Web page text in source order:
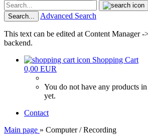
Search... Advanced Search
This text can be edited at Content Manager -
backend.
Shopping Cart
0,00 EUR
You do not have any products
yet.
Contact
Main page » Computer / Recording